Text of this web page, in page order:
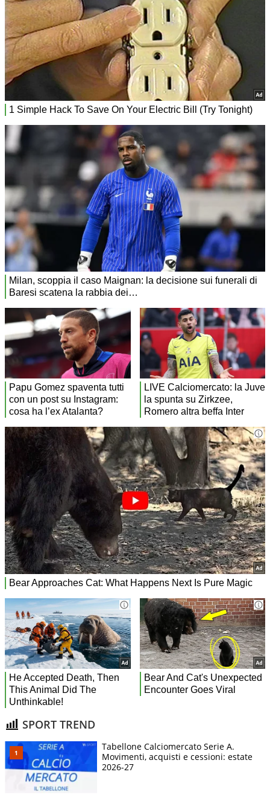
SPORT TREND
Tabellone Calciomercato Serie A.
Movimenti, acquisti e cessioni: estate
2026-27